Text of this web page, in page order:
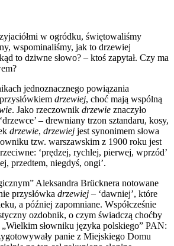
w ogródku, świętowaliśmy
wspominaliśmy, jak to drzewiej
to dziwne słowo? – ktoś zapytał. Czy ma
jednoznacznego powiązania
drzewiej, choć mają wspólną
. Jako rzeczownik drzewie znaczyło
– drewniany trzon sztandaru, kosy,
drzewie, drzewiej jest synonimem słowa
tzw. warszawskim z 1900 roku jest
‘prędzej, rychlej, pierwej, wprzód’
przedtem, niegdyś, ongi’.
Aleksandra Brücknera notowane
przysłówka drzewiej – ‘dawniej’, które
a później zapomniane. Współcześnie
ozdobnik, o czym świadczą choćby
słowniku języka polskiego” PAN:
panie z Miejskiego Domu